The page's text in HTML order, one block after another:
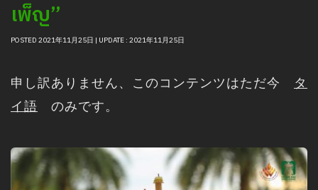
เพ็ญ”
POSTED 2021年11月25日 | UPDATE : 2021年11月25日
申し訳ありません、このコンテンツはただ今 タ
イ語 のみです。